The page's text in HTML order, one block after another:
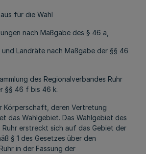
für die Wahl
nach Maßgabe des § 46 a,
Landräte nach Maßgabe der §§ 46
des Regionalverbandes Ruhr
§§ 46 f bis 46 k.
Körperschaft, deren Vertretung
das Wahlgebiet. Das Wahlgebiet des
Ruhr erstreckt sich auf das Gebiet der
§ 1 des Gesetzes über den
in der Fassung der